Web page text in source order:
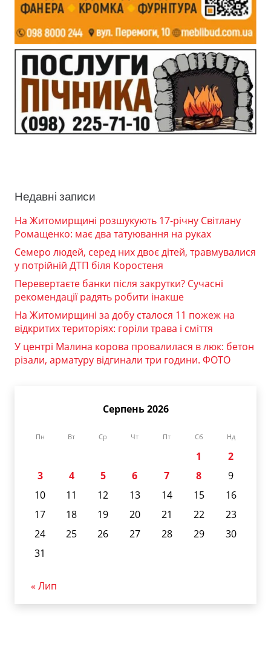
Недавні записи
На Житомирщині розшукують 17-річну Світлану
Ромащенко: має два татуювання на руках
Семеро людей, серед них двоє дітей, травмувалися
у потрійній ДТП біля Коростеня
Перевертаєте банки після закрутки? Сучасні
рекомендації радять робити інакше
На Житомирщині за добу сталося 11 пожеж на
відкритих територіях: горіли трава і сміття
У центрі Малина корова провалилася в люк: бетон
різали, арматуру відгинали три години. ФОТО
Серпень 2026
Пн Вт Ср Чт Пт Сб Нд
1
2
3
4 5 6 7 8
9
10
11 12 13 14 15
16
17
18 19 20 21 22
23
24
25 26 27 28 29
30
31
« Лип